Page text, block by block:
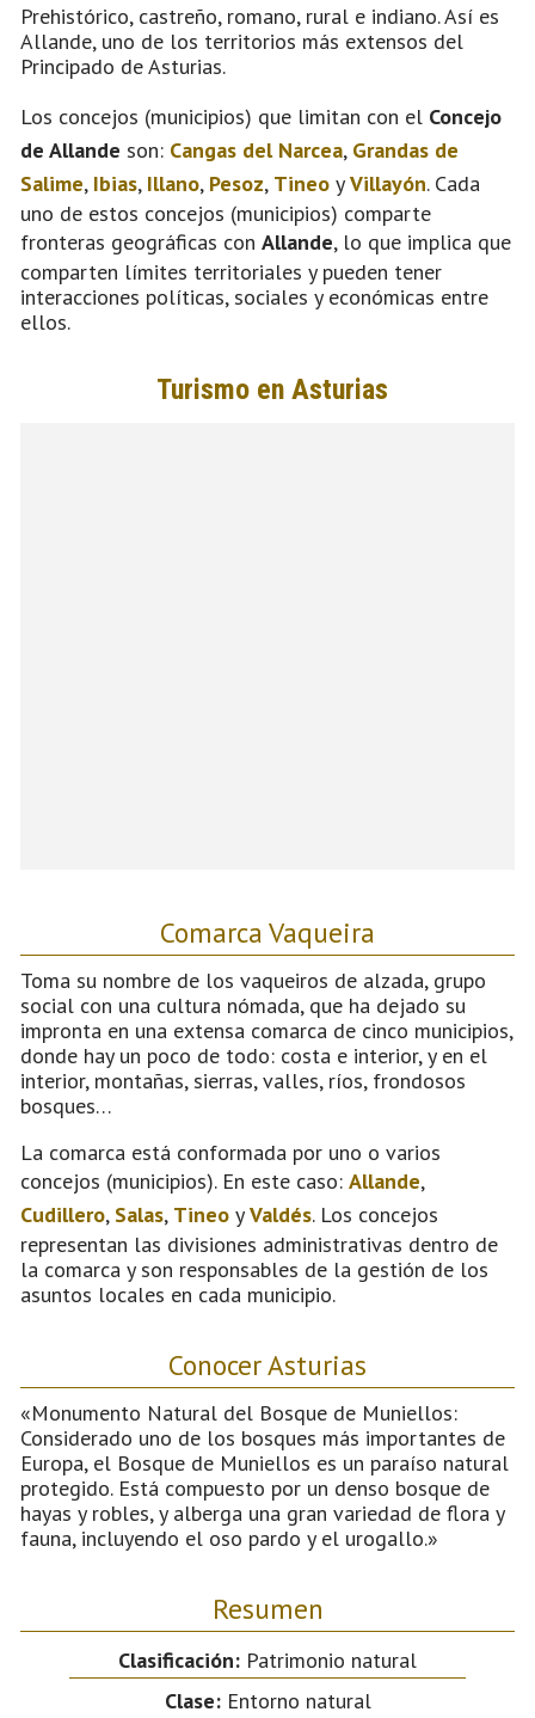
Prehistórico, castreño, romano, rural e indiano. Así es
Allande, uno de los territorios más extensos del
Principado de Asturias.
Los concejos (municipios) que limitan con el Concejo
de Allande son: Cangas del Narcea, Grandas de
Salime, Ibias, Illano, Pesoz, Tineo yVillayón. Cada
uno de estos concejos (municipios) comparte
fronteras geográficas con Allande, lo que implica que
comparten límites territoriales y pueden tener
interacciones políticas, sociales y económicas entre
ellos.
Comarca Vaqueira
Toma su nombre de los vaqueiros de alzada, grupo
social con una cultura nómada, que ha dejado su
impronta en una extensa comarca de cinco municipios,
donde hay un poco de todo: costa e interior, y en el
interior, montañas, sierras, valles, ríos, frondosos
bosques…
La comarca está conformada por uno o varios
concejos (municipios). En este caso: Allande,
Cudillero, Salas, Tineo yValdés. Los concejos
representan las divisiones administrativas dentro de
la comarca y son responsables de la gestión de los
asuntos locales en cada municipio.
Conocer Asturias
«Monumento Natural del Bosque de Muniellos:
Considerado uno de los bosques más importantes de
Europa, el Bosque de Muniellos es un paraíso natural
protegido. Está compuesto por un denso bosque de
hayas y robles, y alberga una gran variedad de flora y
fauna, incluyendo el oso pardo y el urogallo.»
Resumen
Clasificación: Patrimonio natural
Clase:Entorno natural